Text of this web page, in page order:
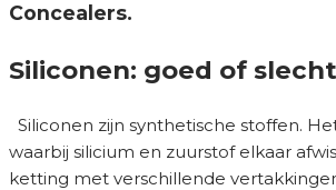
Concealers.
Siliconen: goed of
Siliconen zijn synthetische stoffen.
waarbij silicium en zuurstof elkaar
ketting met verschillende